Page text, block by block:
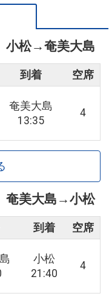
小松→奄美大島
到着 空席
奄美大島
13:35
4
奄美大島 →小松
到着 空席
小松
21:40
4